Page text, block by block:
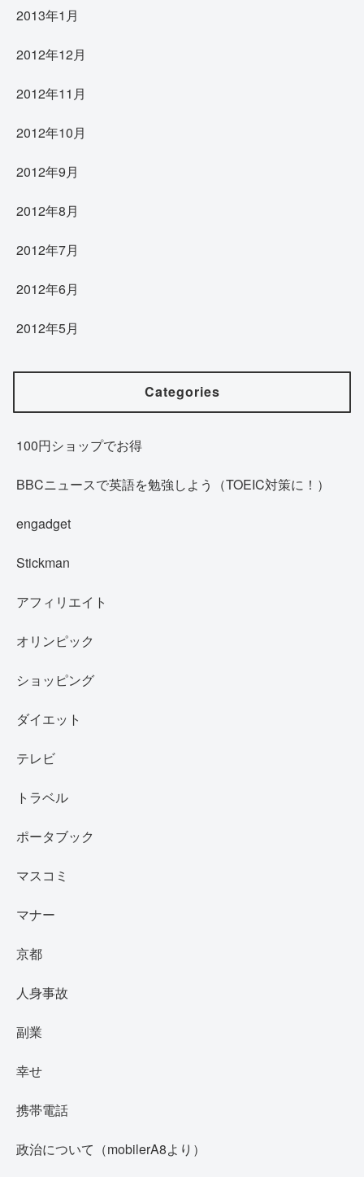
2013年1月
2012年12月
2012年11月
2012年10月
2012年9月
2012年8月
2012年7月
2012年6月
2012年5月
Categories
100円ショップでお得
BBCニュースで英語を勉強しよう（TOEIC対策に！）
engadget
Stickman
アフィリエイト
オリンピック
ショッピング
ダイエット
テレビ
トラベル
ポータブック
マスコミ
マナー
京都
人身事故
副業
幸せ
携帯電話
政治について（mobilerA8より）